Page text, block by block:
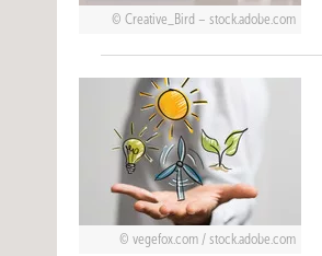
Creative_Bird – stock.adobe.com
vegefox.com / stock.adobe.com